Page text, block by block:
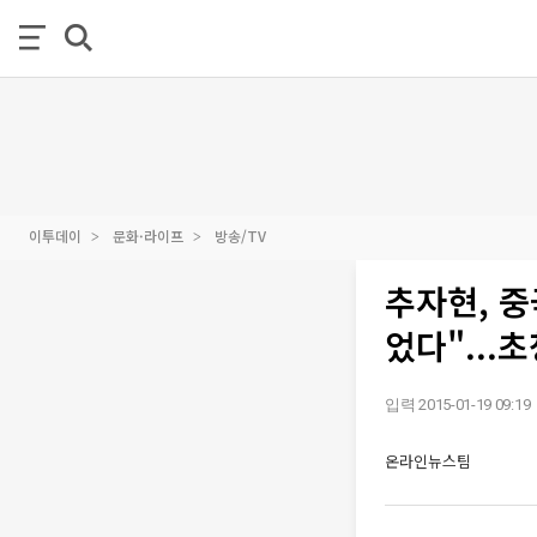
이투데이 문화·라이프 방송/TV
추자현,
었다"...초
입력 2015-01-19 09:19
온라인뉴스팀